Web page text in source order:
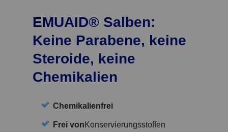
EMUAID® Salben:
Keine Parabene, keine
Steroide, keine
Chemikalien
Chemikalienfrei
Frei von Konservierungsstoffen